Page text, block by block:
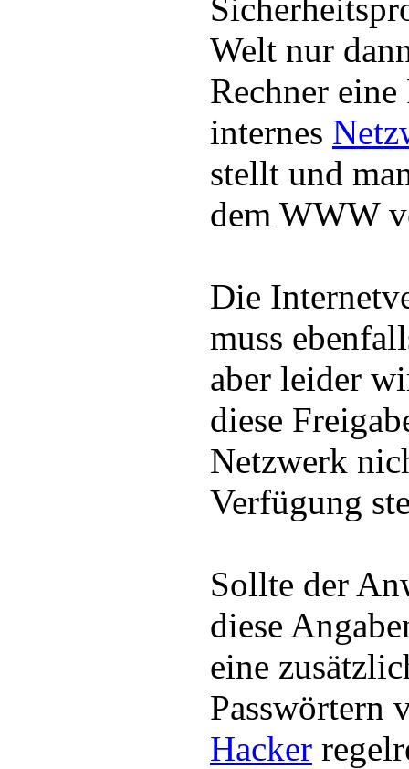
Welt nur
Rechner
internes
stellt und
dem WWW
Die
muss
aber leider
diese
Netzwerk
Verfügung
Sollte der
diese
eine
Passwörtern
Hacker